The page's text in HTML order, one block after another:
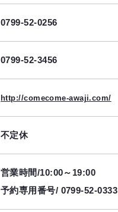
0799-52-0256
0799-52-3456
http://comecome-awaji.com/
不定休
営業時間/10:00～19:00
予約専用番号/ 0799-52-0333